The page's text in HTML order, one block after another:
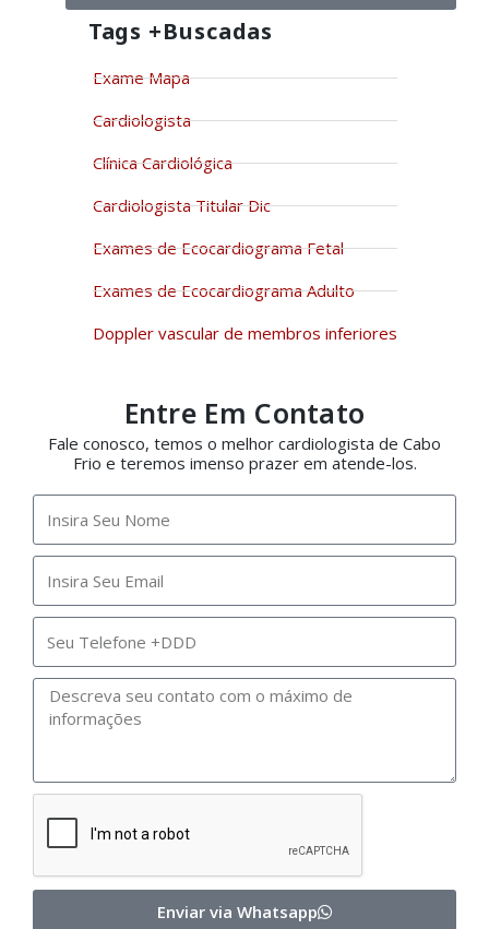
Tags +buscadas
Exame Mapa
Cardiologista
Clínica Cardiológica
Cardiologista Titular Dic
Exames de Ecocardiograma Fetal
Exames de Ecocardiograma Adulto
Doppler vascular de membros inferiores
Entre Em Contato
Fale conosco, temos o melhor cardiologista de Cabo
Frio e teremos imenso prazer em atende-los.
Enviar via Whatsapp